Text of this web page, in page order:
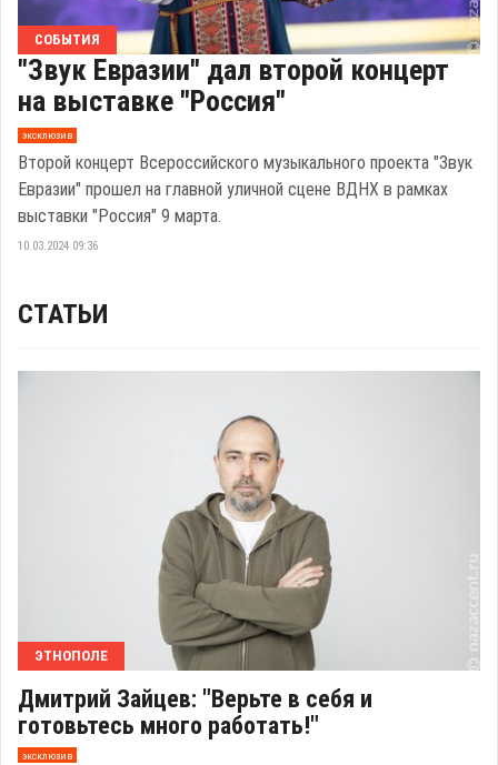
СОБЫТИЯ
"Звук Евразии" дал второй концерт
на выставке "Россия"
эксклюзив
Второй концерт Всероссийского музыкального проекта "Звук
Евразии" прошел на главной уличной сцене ВДНХ в рамках
выставки "Россия" 9 марта.
10.03.2024 09:36
СТАТЬИ
ЭТНОПОЛЕ
Дмитрий Зайцев: "Верьте в себя и
готовьтесь много работать!"
эксклюзив